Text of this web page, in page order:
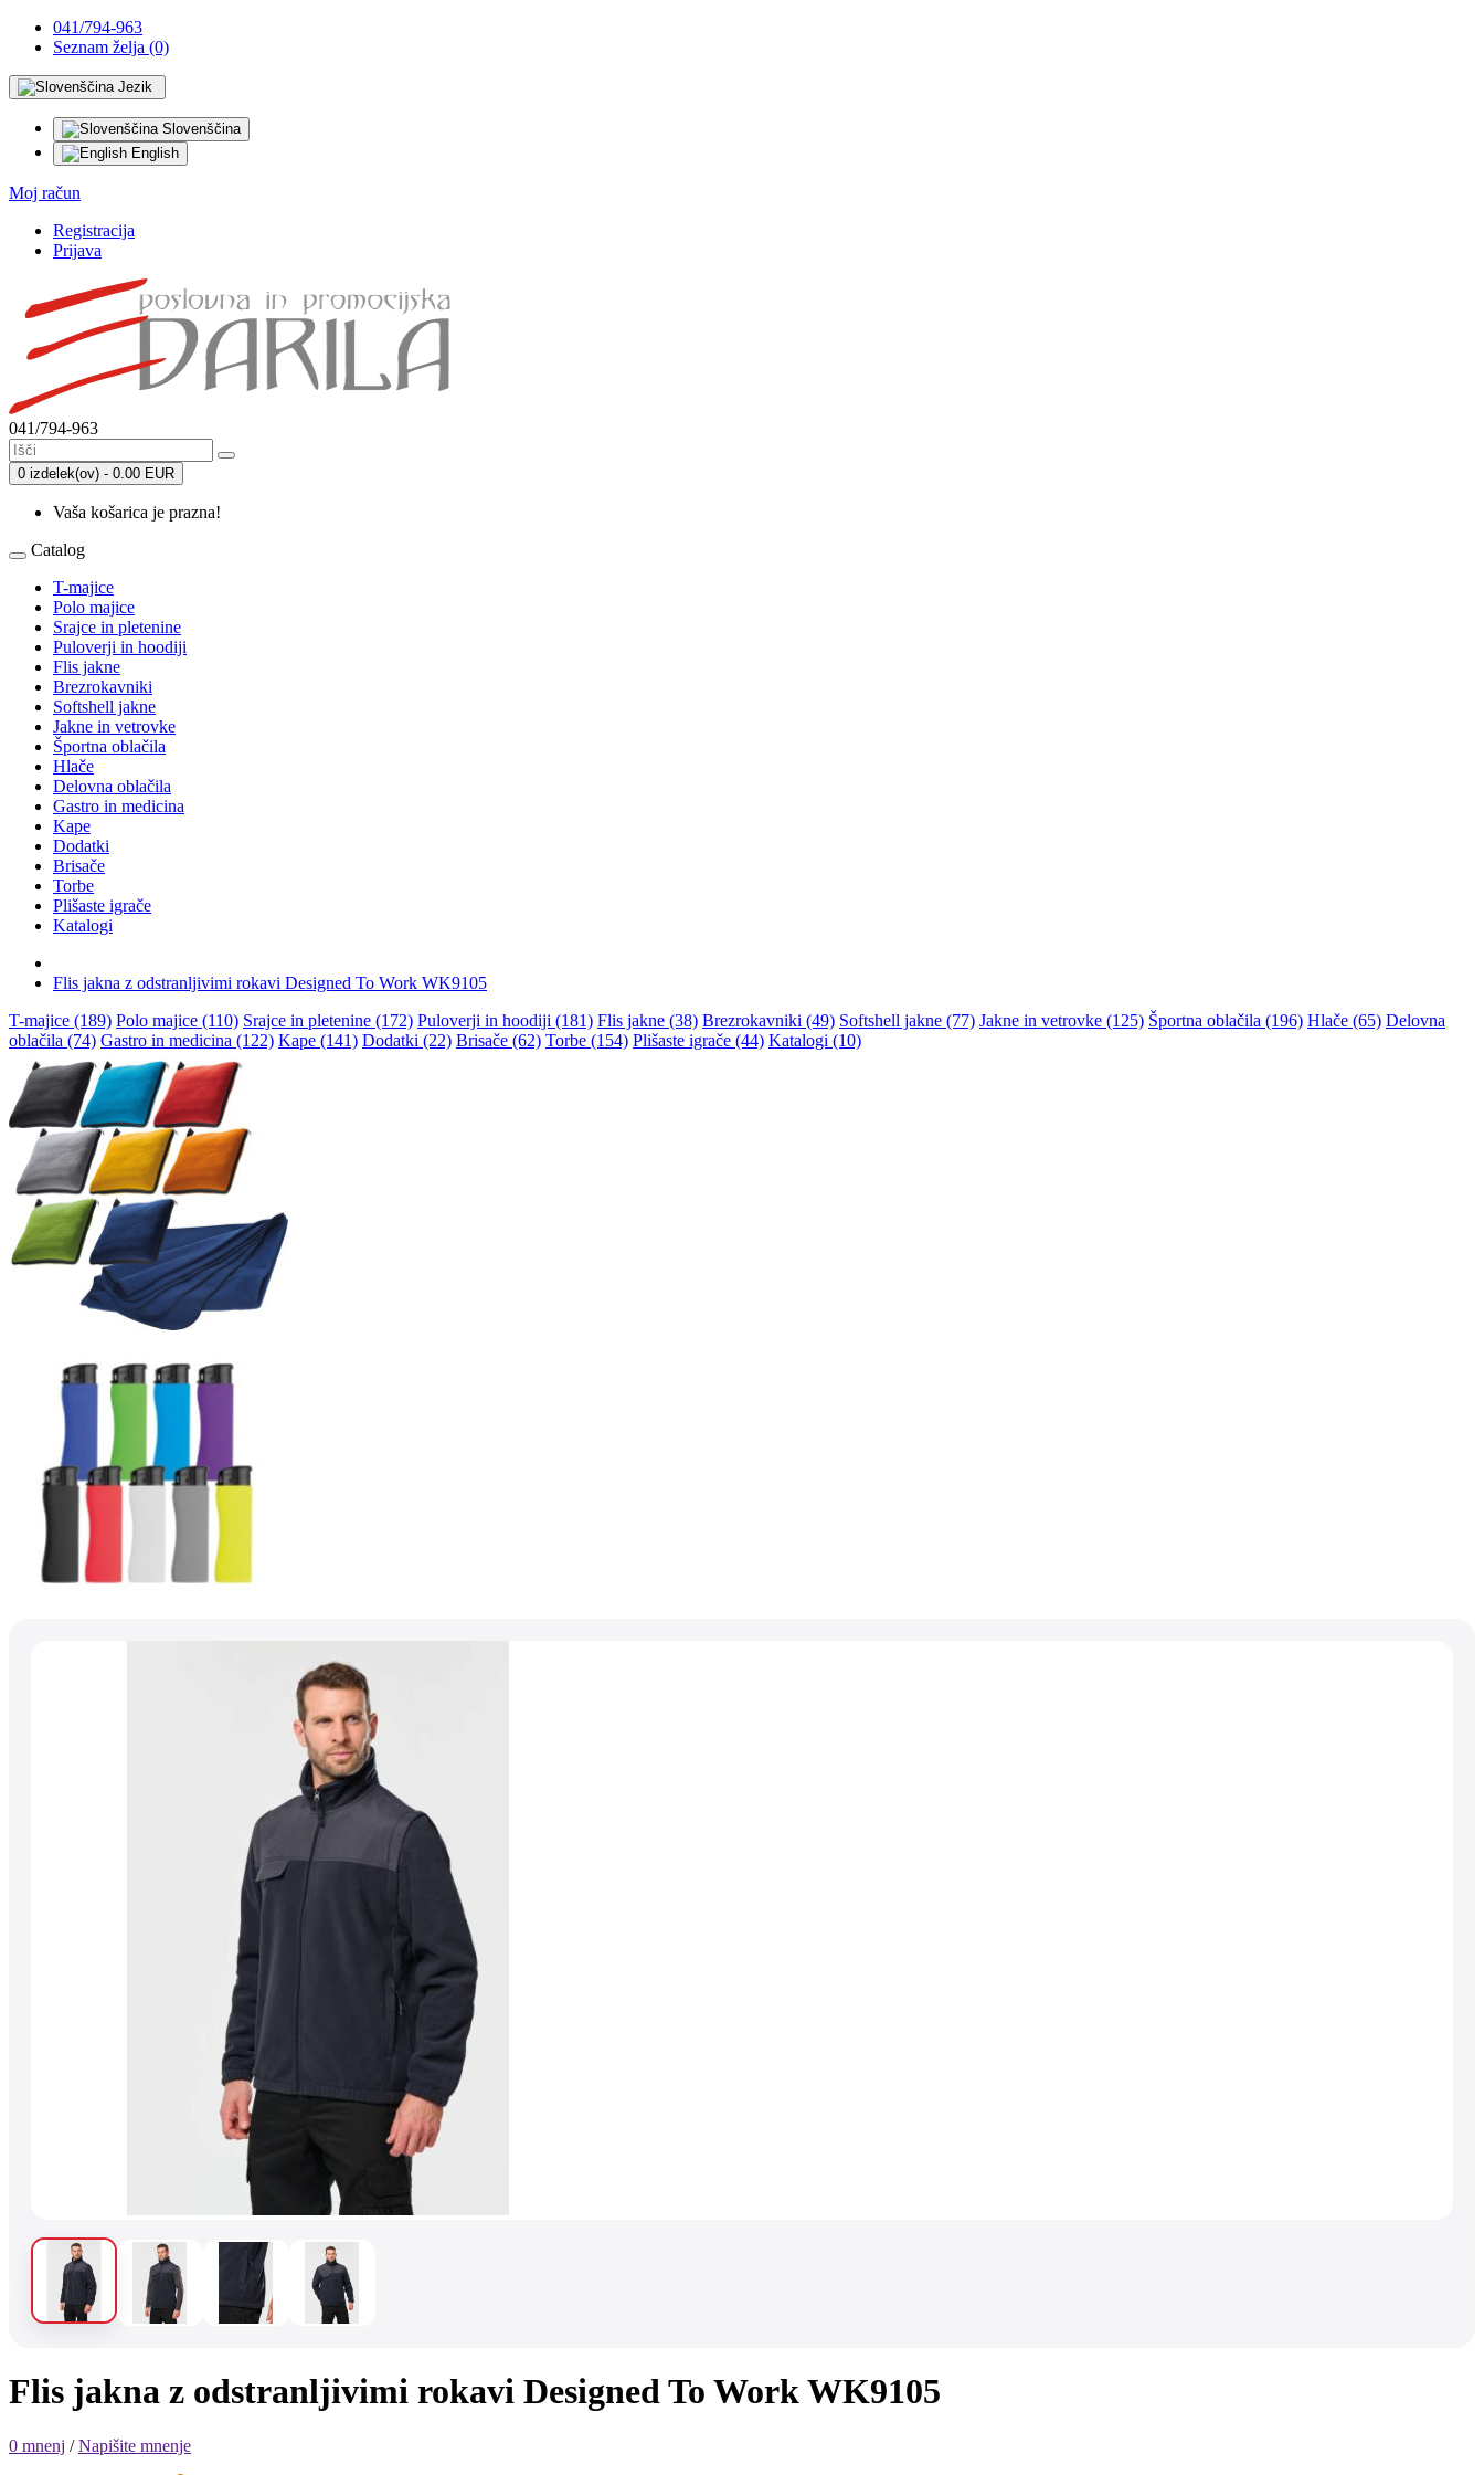
041/794-963
Seznam želja (0)
Jezik
Slovenščina
English
Moj račun
Registracija
Prijava
041/794-963
0 izdelek(ov) - 0.00 EUR
Vaša košarica je prazna!
Catalog
T-majice
Polo majice
Srajce in pletenine
Puloverji in hoodiji
Flis jakne
Brezrokavniki
Softshell jakne
Jakne in vetrovke
Športna oblačila
Hlače
Delovna oblačila
Gastro in medicina
Kape
Dodatki
Brisače
Torbe
Plišaste igrače
Katalogi
Flis jakna z odstranljivimi rokavi Designed To Work WK9105
T-majice (189) Polo majice (110) Srajce in pletenine (172) Puloverji in hoodiji (181) Flis jakne (38) Brezrokavniki (49) Softshell jakne (77) Jakne in vetrovke (125) Športna oblačila (196) Hlače (65) Delovna
oblačila (74) Gastro in medicina (122) Kape (141) Dodatki (22) Brisače (62) Torbe (154) Plišaste igrače (44) Katalogi (10)
Flis jakna z odstranljivimi rokavi Designed To Work WK9105
0 mnenj /Napišite mnenje